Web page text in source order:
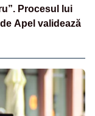
Procesul lui
Apel validează